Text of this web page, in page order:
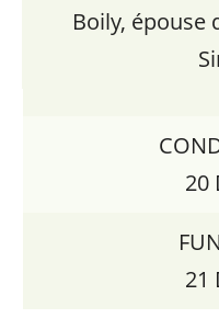
Boily, épouse
20
21